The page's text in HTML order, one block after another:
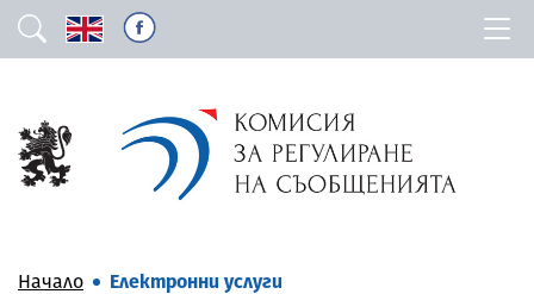
Начало Електронни услуги